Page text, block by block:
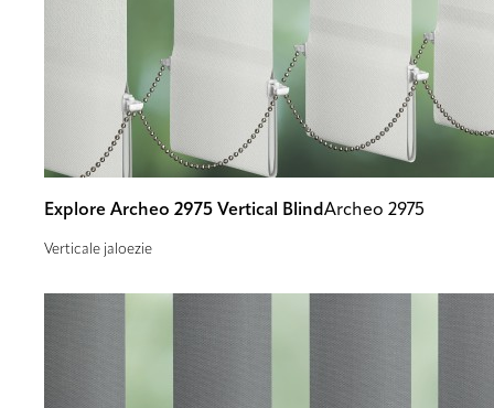
Explore Archeo 2975 Vertical BlindArcheo 2975
Verticale jaloezie